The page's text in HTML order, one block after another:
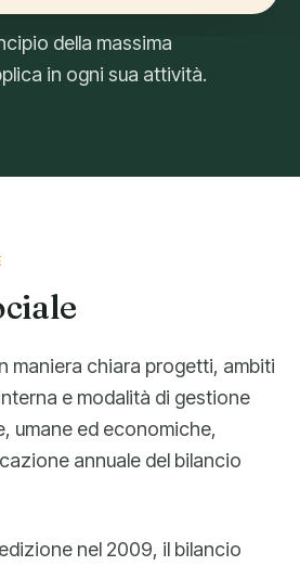
della massima
in ogni sua attività.
maniera chiara progetti, ambiti
e modalità di gestione
umane ed economiche,
annuale del bilancio
nel 2009, il bilancio